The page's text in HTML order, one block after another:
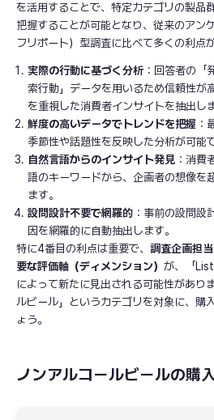
を活用することで、特定カテゴリの製品
把握することが可能となり、従来のアン
フリポート）型調査に比べて多くの利点
実際の行動に基づく分析：回答者の「
索行動」データを用いるため信頼性が
を重視した消費者インサイトを抽出しま
鮮度の高いデータでトレンドを把握 ：
季節性や話題性を反映した分析が可能で
自然言語からのインサイト発見 ：消費
語のキーワードから、企画者の想像を
ます。
設問設計不要で網羅的 ：事前の設問設
因を網羅的に自動抽出します。
特に4番目の利点は重要で、 調査企画担
要な評価軸（ディメンション） が、「
によって新たに見出される可能性があり
ルビール」というカテゴリを対象に、購
ょう。
ノンアルコールビールの購